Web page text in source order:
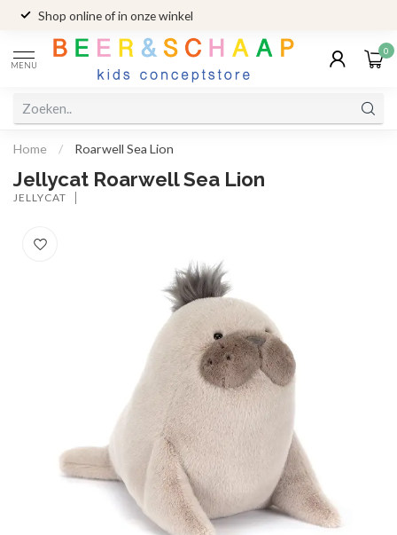
Shop online of in onze winkel
MENU
0
Home / Roarwell Sea Lion
Jellycat Roarwell Sea Lion
JELLYCAT